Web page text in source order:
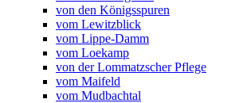
von den Königsspuren
vom Lewitzblick
vom Lippe-Damm
vom Loekamp
von der Lommatzscher Pflege
vom Maifeld
vom Mudbachtal